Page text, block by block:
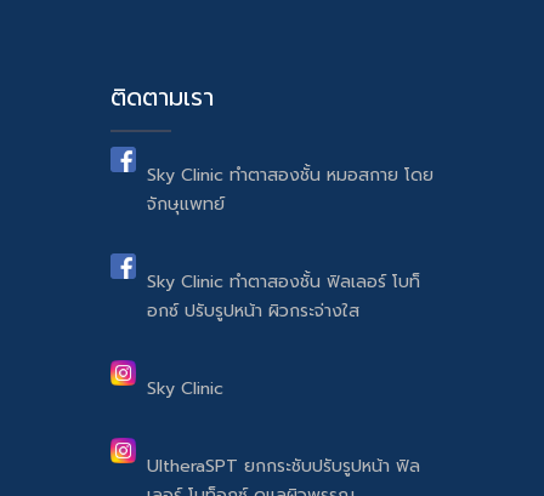
ติดตามเรา
Sky Clinic ทำตาสองชั้น หมอสกาย โดย
จักษุแพทย์
Sky Clinic ทำตาสองชั้น ฟิลเลอร์ โบท็
อกซ์ ปรับรูปหน้า ผิวกระจ่างใส
Sky Clinic
UltheraSPT ยกกระชับปรับรูปหน้า ฟิล